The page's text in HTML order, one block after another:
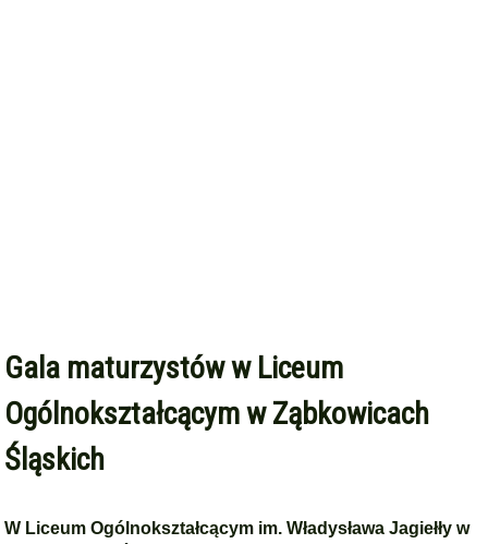
Gala maturzystów w Liceum
Ogólnokształcącym w Ząbkowicach
Śląskich
W Liceum Ogólnokształcącym im. Władysława Jagiełły w